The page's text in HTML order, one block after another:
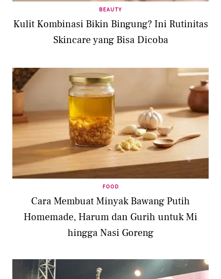
BEAUTY
Kulit Kombinasi Bikin Bingung? Ini Rutinitas
Skincare yang Bisa Dicoba
FOOD
Cara Membuat Minyak Bawang Putih
Homemade, Harum dan Gurih untuk Mi
hingga Nasi Goreng